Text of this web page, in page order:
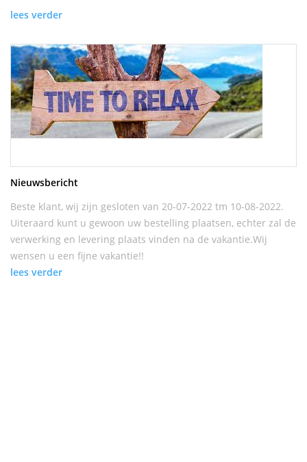
lees verder
Nieuwsbericht
Beste klant, wij zijn gesloten van 20-07-2022 tm 10-08-2022.
Uiteraard kunt u gewoon uw bestelling plaatsen, echter zal de
verwerking en levering plaats vinden na de vakantie.Wij
wensen u een fijne vakantie!!
lees verder